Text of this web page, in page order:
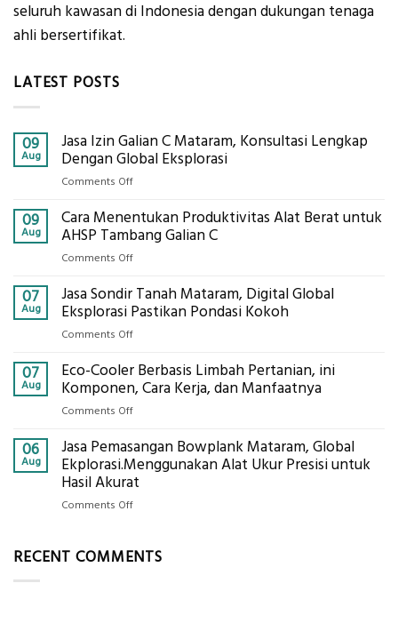
seluruh kawasan di Indonesia dengan dukungan tenaga
ahli bersertifikat.
LATEST POSTS
09
Aug
Jasa Izin Galian C Mataram, Konsultasi Lengkap
Dengan Global Eksplorasi
Comments Offon
Izin
Galian
Lengkap
Dengan
Global
09
Aug
Cara Menentukan Produktivitas Alat Berat untuk
AHSP Tambang Galian C
Comments Offon
Menentukan
Produktivitas
AHSP
Tambang
Galian
07
Aug
Jasa Sondir Tanah Mataram, Digital Global
Eksplorasi Pastikan Pondasi Kokoh
Comments Offon
Sondir
Tanah
Eksplorasi
Pastikan
Pondasi
Kokoh
07
Aug
Eco-Cooler Berbasis Limbah Pertanian, ini
Komponen, Cara Kerja, dan Manfaatnya
Comments Offon
Cooler
Berbasis
Limbah
Kerja,
06
Aug
Jasa Pemasangan Bowplank Mataram, Global
Ekplorasi.Menggunakan Alat Ukur Presisi untuk
Hasil Akurat
Comments Offon
Bowplank
RECENT COMMENTS